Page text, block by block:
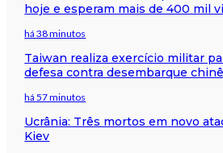
hoje e esperam mais de 400 mil
há 38 minutos
Taiwan realiza exercício militar
defesa contra desembarque
há 57 minutos
Ucrânia: Três mortos em novo
Kiev